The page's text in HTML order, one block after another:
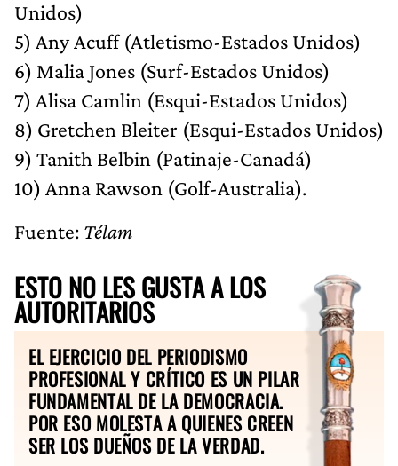
Unidos)
5) Any Acuff (Atletismo-Estados Unidos)
6) Malia Jones (Surf-Estados Unidos)
7) Alisa Camlin (Esqui-Estados Unidos)
8) Gretchen Bleiter (Esqui-Estados Unidos)
9) Tanith Belbin (Patinaje-Canadá)
10) Anna Rawson (Golf-Australia).
Fuente: Télam
ESTO NO LES GUSTA A LOS
AUTORITARIOS
EL EJERCICIO DEL PERIODISMO
PROFESIONAL Y CRÍTICO ES UN PILAR
FUNDAMENTAL DE LA DEMOCRACIA.
POR ESO MOLESTA A QUIENES CREEN
SER LOS DUEÑOS DE LA VERDAD.